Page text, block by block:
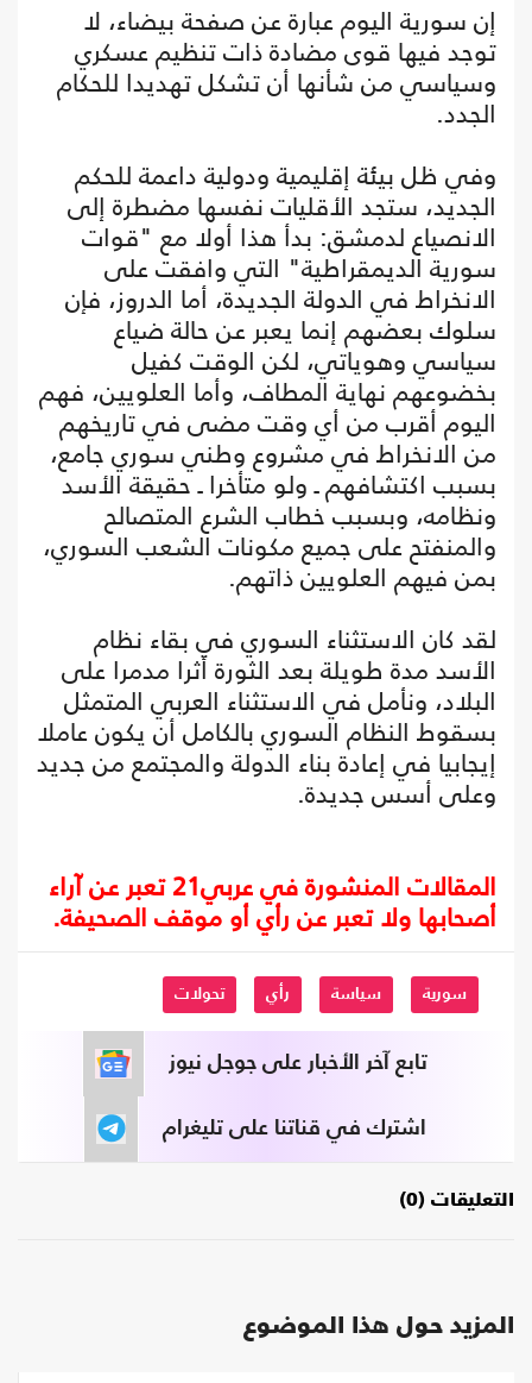
إن سورية اليوم عبارة عن صفحة بيضاء، لا
توجد فيها قوى مضادة ذات تنظيم عسكري
وسياسي من شأنها أن تشكل تهديدا للحكام
الجدد.
وفي ظل بيئة إقليمية ودولية داعمة للحكم
الجديد، ستجد الأقليات نفسها مضطرة إلى
الانصياع لدمشق: بدأ هذا أولا مع "قوات
سورية الديمقراطية" التي وافقت على
الانخراط في الدولة الجديدة، أما الدروز، فإن
سلوك بعضهم إنما يعبر عن حالة ضياع
سياسي وهوياتي، لكن الوقت كفيل
بخضوعهم نهاية المطاف، وأما العلويين، فهم
اليوم أقرب من أي وقت مضى في تاريخهم
من الانخراط في مشروع وطني سوري جامع،
بسبب اكتشافهم ـ ولو متأخرا ـ حقيقة الأسد
ونظامه، وبسبب خطاب الشرع المتصالح
والمنفتح على جميع مكونات الشعب السوري،
بمن فيهم العلويين ذاتهم.
لقد كان الاستثناء السوري في بقاء نظام
الأسد مدة طويلة بعد الثورة أثرا مدمرا على
البلاد، ونأمل في الاستثناء العربي المتمثل
بسقوط النظام السوري بالكامل أن يكون عاملا
إيجابيا في إعادة بناء الدولة والمجتمع من جديد
وعلى أسس جديدة.
المقالات المنشورة في عربي21 تعبر عن آراء
أصحابها ولا تعبر عن رأي أو موقف الصحيفة.
سورية سياسة رأي تحولات
تابع آخر الأخبار على جوجل نيوز
اشترك في قناتنا على تليغرام
التعليقات (0)
المزيد حول هذا الموضوع